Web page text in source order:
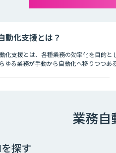
動化支援とは？
化支援とは、各種業務の効率化を目的
ゆる業務が手動から自動化へ移りつつ
テゴリーでは、特にどの企業でも関わり
業務自
探す